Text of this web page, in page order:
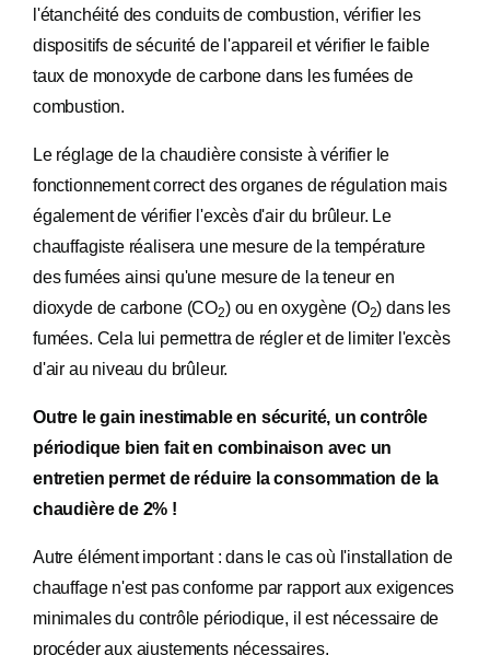
l'étanchéité des conduits de combustion, vérifier les
dispositifs de sécurité de l'appareil et vérifier le faible
taux de monoxyde de carbone dans les fumées de
combustion.
Le réglage de la chaudière consiste à vérifier le
fonctionnement correct des organes de régulation mais
également de vérifier l'excès d'air du brûleur. Le
chauffagiste réalisera une mesure de la température
des fumées ainsi qu'une mesure de la teneur en
dioxyde de carbone (CO2) ou en oxygène (O2) dans les
fumées. Cela lui permettra de régler et de limiter l'excès
d'air au niveau du brûleur.
Outre le gain inestimable en sécurité, un contrôle
périodique bien fait en combinaison avec un
entretien permet de réduire la consommation de la
chaudière de 2% !
Autre élément important : dans le cas où l'installation de
chauffage n'est pas conforme par rapport aux exigences
minimales du contrôle périodique, il est nécessaire de
procéder aux ajustements nécessaires.